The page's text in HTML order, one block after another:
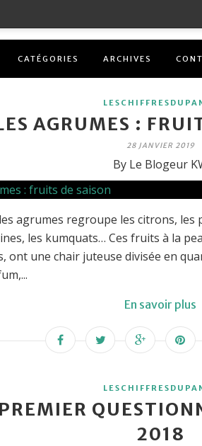
CATÉGORIES ARCHIVES
AGRUMES :
28 JANVIER 2019
By Le Blogeur
agrumes regroupe les citrons, les
les kumquats… Ces fruits à la
ont une chair juteuse divisée en
En savoir plus
2018